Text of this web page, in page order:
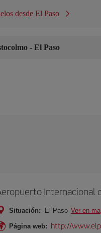
desde El Paso
- El Paso
Internacional
Situación: El Paso Ver en
Página web: http://